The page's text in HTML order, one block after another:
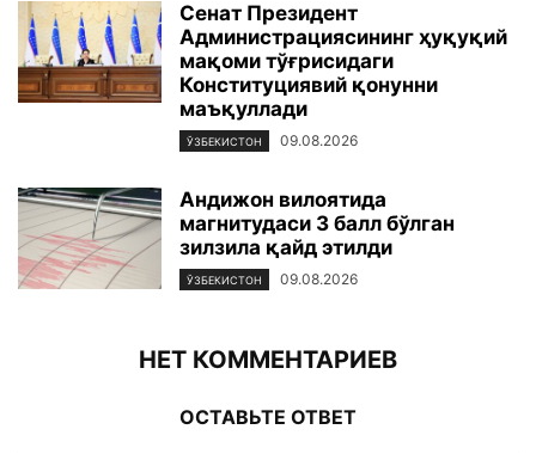
Сенат Президент
Администрациясининг ҳуқуқий
мақоми тўғрисидаги
Конституциявий қонунни
маъқуллади
ЎЗБЕКИСТОН 09.08.2026
Андижон вилоятида
магнитудаси 3 балл бўлган
зилзила қайд этилди
ЎЗБЕКИСТОН 09.08.2026
НЕТ КОММЕНТАРИЕВ
ОСТАВЬТЕ ОТВЕТ